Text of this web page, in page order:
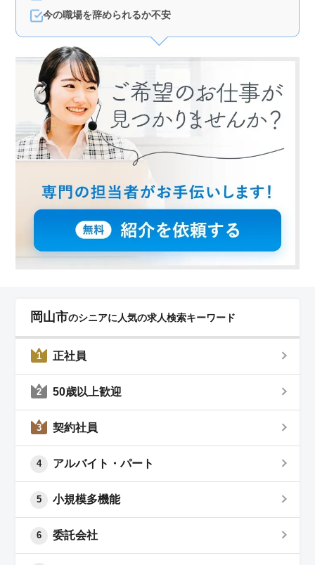
今の職場を辞められるか不安
岡山市のシニアに人気の求人検索キーワード
1 正社員
2 50歳以上歓迎
3 契約社員
4 アルバイト・パート
5 小規模多機能
6 委託会社